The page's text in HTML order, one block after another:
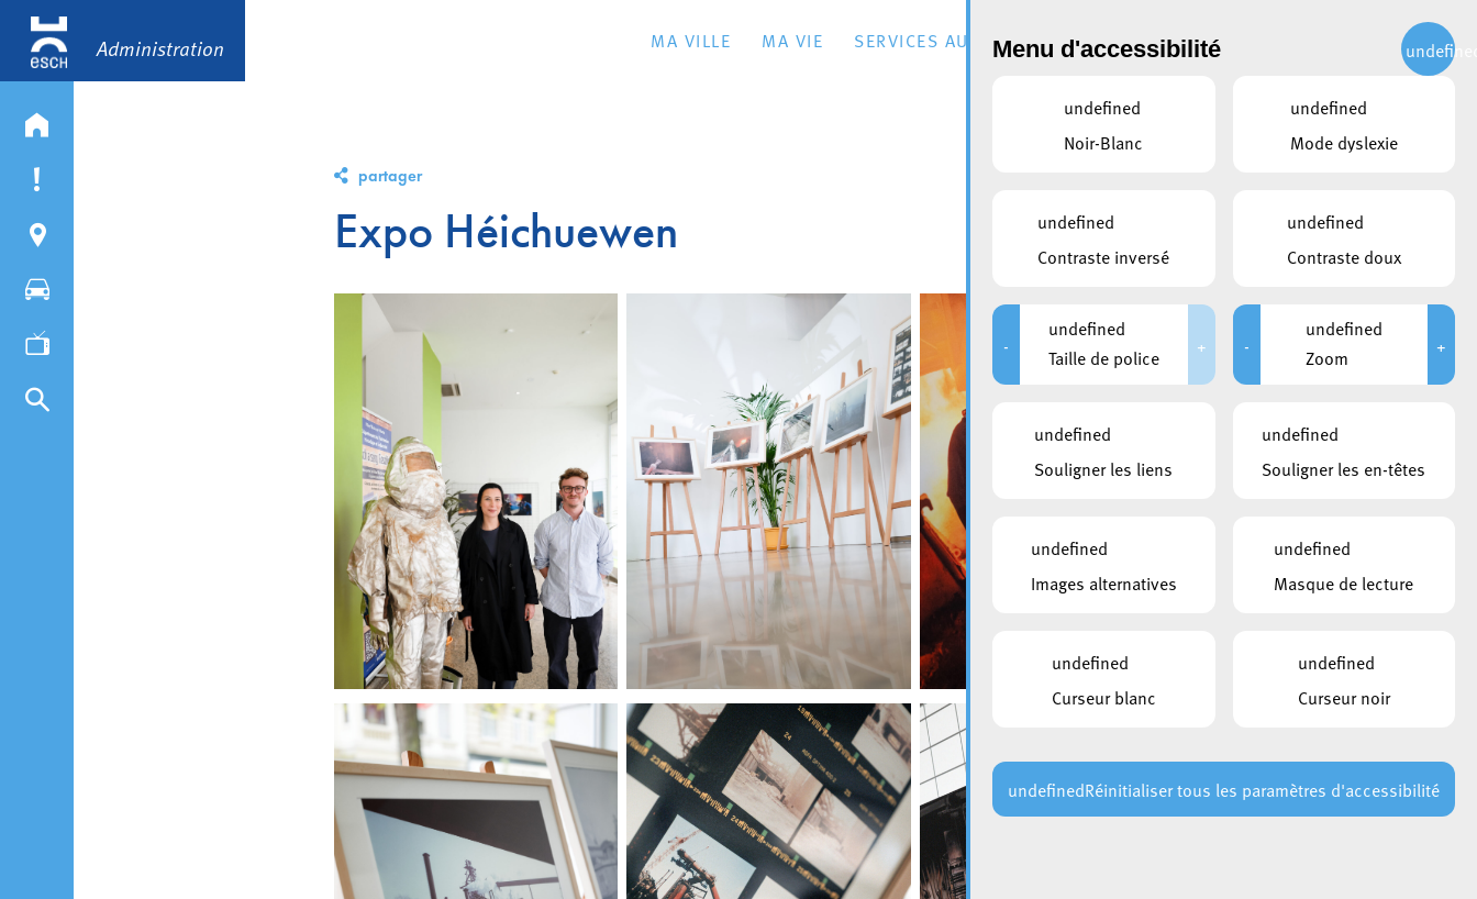
Administration MA VILLE MA VIE SERVICES AU CITOYEN ACTUALITÉS PUBLICATIONS CONTACT
partager
Expo Héichuewen
Menu d'accessibilité
undefined
Noir-Blanc
undefined
Mode dyslexie
undefined
Contraste inversé
undefined
Contraste doux
-
undefined
Taille de police
+ -
undefined
Zoom
+
undefined
Souligner les liens
undefined
Souligner les en-têtes
undefined
Images alternatives
undefined
Masque de lecture
undefined
Curseur blanc
undefined
Curseur noir
undefinedRéinitialiser tous les paramètres d'accessibilité